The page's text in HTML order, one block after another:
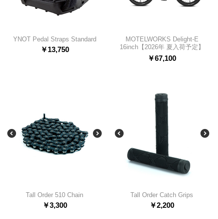
YNOT Pedal Straps Standard
￥13,750
MOTELWORKS Delight-E
16inch【2026年 夏入荷予定】
￥67,100
Tall Order 510 Chain
￥3,300
Tall Order Catch Grips
￥2,200